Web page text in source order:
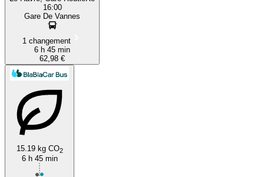
16:00
Gare De Vannes
1 changement
6 h 45 min
62,98 €
15.19 kg CO2
6 h 45 min